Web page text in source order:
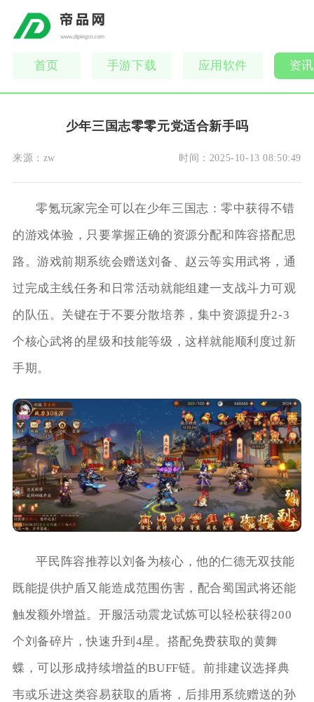
首页 手游下载 应用软件 资
少年三国志零零元党适合新手吗
来源： zw 时间： 2025-10-13 08:50:49
零氪玩家完全可以在少年三国志：零中获得不错
的游戏体验，只要掌握正确的资源分配和阵容搭配思
路。游戏前期系统会赠送刘备、赵云等实用武将，通
过完成主线任务和日常活动就能组建一支战斗力可观
的队伍。关键在于不要分散培养，集中资源提升2-3
个核心武将的星级和技能等级，这样就能顺利度过新
手期。
平民阵容推荐以刘备为核心，他的仁德无双技能
既能提供护盾又能造成范围伤害，配合蜀国武将还能
触发额外增益。开服活动震龙试炼可以轻松获得200
个刘备碎片，快速升到4星。搭配免费获取的黄舞
蝶，可以形成持续增益的BUFF链。前排建议选择典
韦或乐进这类容易获取的盾将，后排用系统赠送的孙